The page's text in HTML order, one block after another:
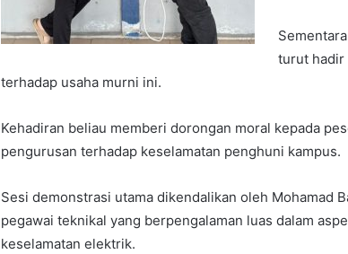
turut hadir
terhadap usaha murni ini.
Kehadiran beliau memberi dorongan moral kepada
pengurusan terhadap keselamatan penghuni kampus.
Sesi demonstrasi utama dikendalikan oleh Mohamad
pegawai teknikal yang berpengalaman luas dalam
keselamatan elektrik.